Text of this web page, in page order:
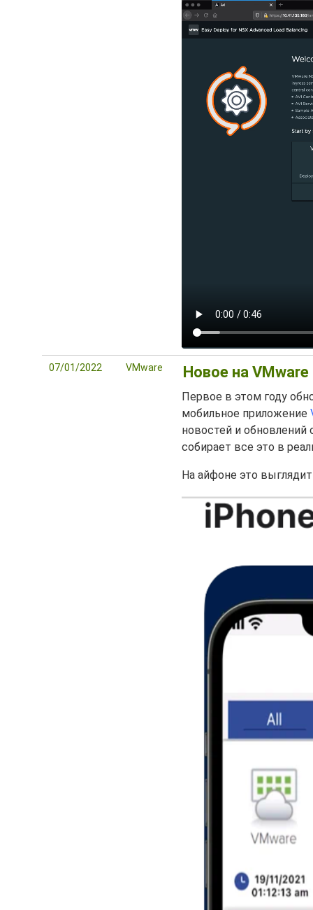
07/01/2022 VMware Новое на
Первое в этом году
мобильное приложение
новостей и обновлений
собирает все это в
На айфоне это выглядит